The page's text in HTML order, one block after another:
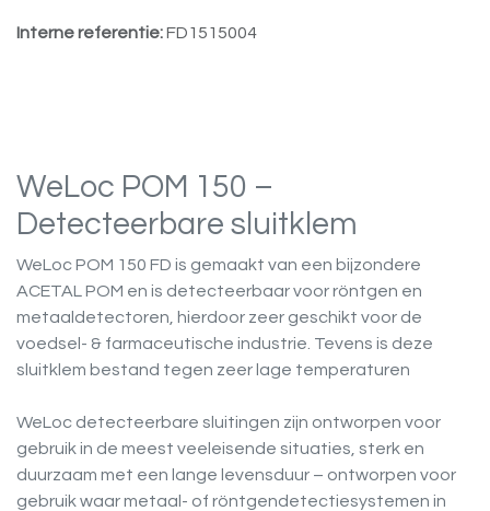
Interne referentie:FD1515004
WeLoc POM 150 –
Detecteerbare sluitklem
WeLoc POM 150 FD is gemaakt van een bijzondere
ACETAL POM en is detecteerbaar voor röntgen en
metaaldetectoren, hierdoor zeer geschikt voor de
voedsel- & farmaceutische industrie. Tevens is deze
sluitklem bestand tegen zeer lage temperaturen
WeLoc detecteerbare sluitingen zijn ontworpen voor
gebruik in de meest veeleisende situaties, sterk en
duurzaam met een lange levensduur – ontworpen voor
gebruik waar metaal- of röntgendetectiesystemen in